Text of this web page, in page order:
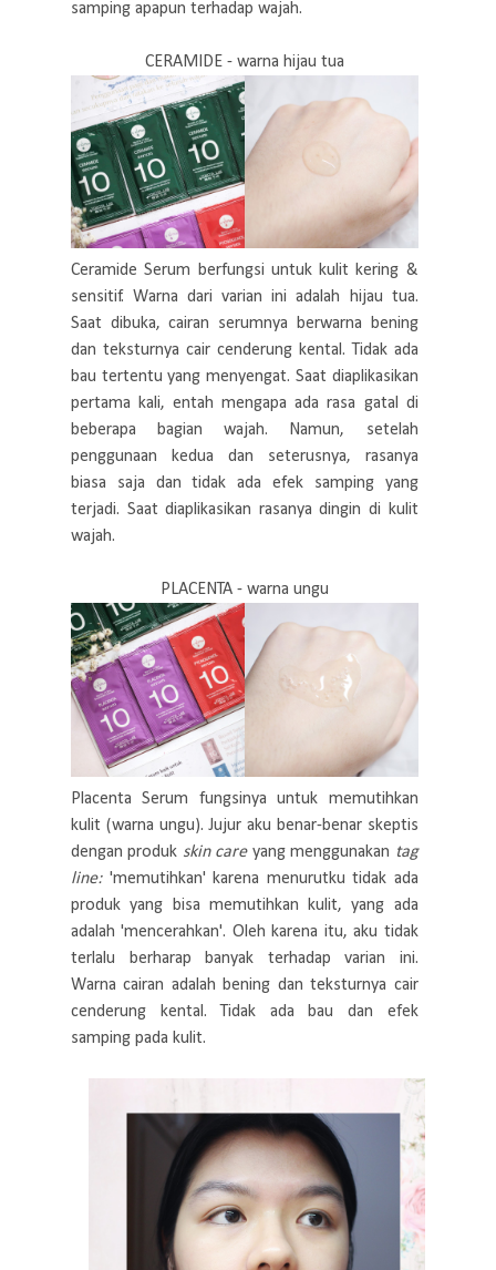
samping apapun terhadap wajah.
CERAMIDE - warna hijau tua
Ceramide Serum berfungsi untuk kulit kering &
sensitif. Warna dari varian ini adalah hijau tua.
Saat dibuka, cairan serumnya berwarna bening
dan teksturnya cair cenderung kental. Tidak ada
bau tertentu yang menyengat. Saat diaplikasikan
pertama kali, entah mengapa ada rasa gatal di
beberapa bagian wajah. Namun, setelah
penggunaan kedua dan seterusnya, rasanya
biasa saja dan tidak ada efek samping yang
terjadi. Saat diaplikasikan rasanya dingin di kulit
wajah.
PLACENTA - warna ungu
Placenta Serum fungsinya untuk memutihkan
kulit (warna ungu). Jujur aku benar-benar skeptis
dengan produk skin care yang menggunakan tag
line: 'memutihkan' karena menurutku tidak ada
produk yang bisa memutihkan kulit, yang ada
adalah 'mencerahkan'. Oleh karena itu, aku tidak
terlalu berharap banyak terhadap varian ini.
Warna cairan adalah bening dan teksturnya cair
cenderung kental. Tidak ada bau dan efek
samping pada kulit.